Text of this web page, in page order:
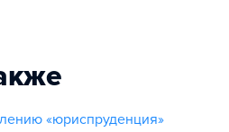
«юриспруденция»